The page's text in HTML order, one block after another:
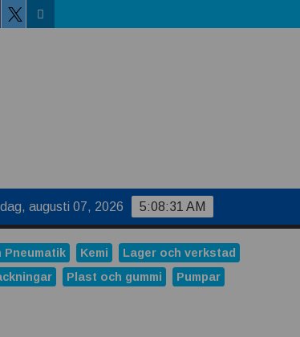
TwitterLinkedin
5:08:31 AM
augusti 07, 2026
Pneumatik Kemi
Lager och verkstad
Plast och gummi
Pumpar